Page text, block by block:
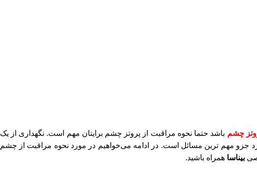
چشم باشد حتما نحوه مراقبت از پروتز چشم برایتان مهم است. نگهداری از یک
جزو مهم ترین مسائل است. در ادامه می‌خواهیم در مورد نحوه مراقبت از چشم
بیناسا همراه باشید.